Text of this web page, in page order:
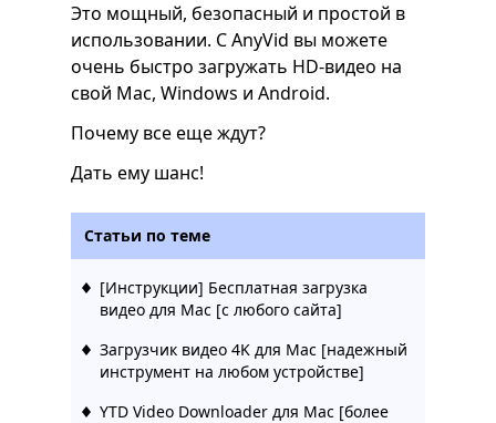
Это мощный, безопасный и простой в
использовании. С AnyVid вы можете
очень быстро загружать HD-видео на
свой Mac, Windows и Android.
Почему все еще ждут?
Дать ему шанс!
Статьи по теме
[Инструкции] Бесплатная загрузка
видео для Mac [с любого сайта]
Загрузчик видео 4K для Mac [надежный
инструмент на любом устройстве]
YTD Video Downloader для Mac [более